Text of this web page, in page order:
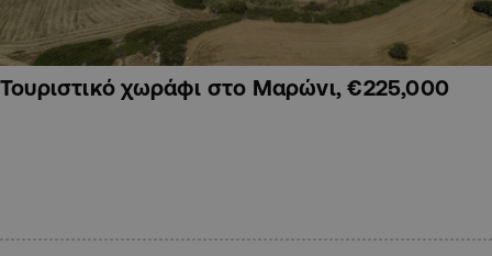
Τουριστικό χωράφι στο Μαρώνι, €225,000